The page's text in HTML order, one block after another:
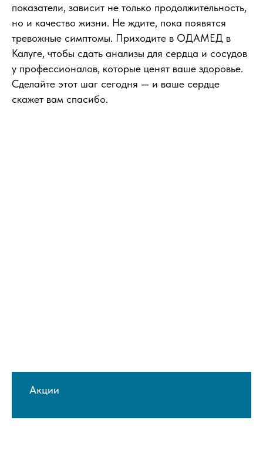
показатели, зависит не только продолжительность,
но и качество жизни. Не ждите, пока появятся
тревожные симптомы. Приходите в ОДАМЕД в
Калуге, чтобы сдать анализы для сердца и сосудов
у профессионалов, которые ценят ваше здоровье.
Сделайте этот шаг сегодня — и ваше сердце
скажет вам спасибо.
Акции